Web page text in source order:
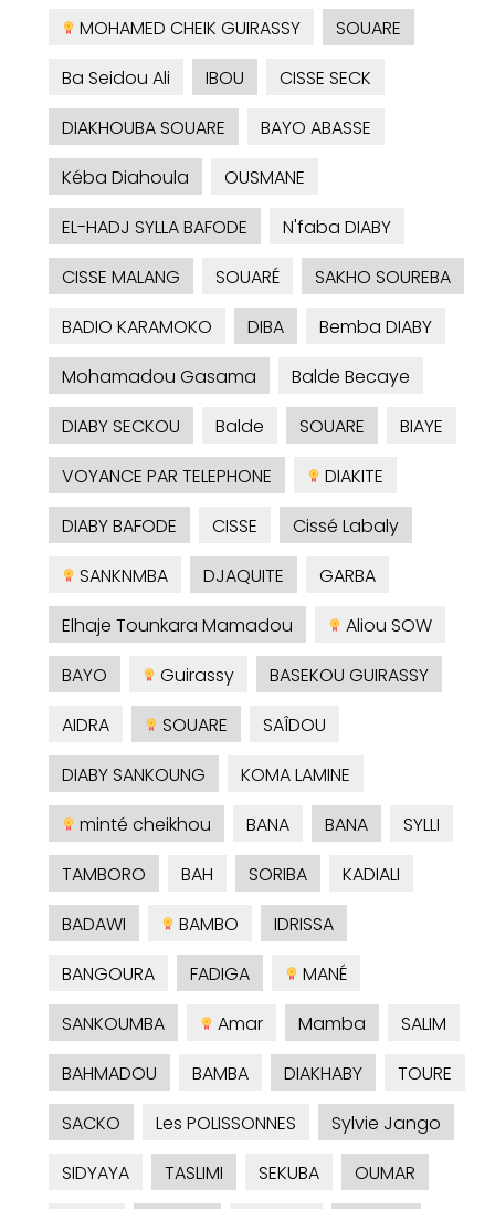
MOHAMED CHEIK GUIRASSY
SOUARE
Ba Seidou Ali
IBOU
CISSE SECK
DIAKHOUBA SOUARE
BAYO ABASSE
Kéba Diahoula
OUSMANE
EL-HADJ SYLLA BAFODE
N'faba DIABY
CISSE MALANG
SOUARÉ
SAKHO SOUREBA
BADIO KARAMOKO
DIBA
Bemba DIABY
Mohamadou Gasama
Balde Becaye
DIABY SECKOU
Balde SOUARE
BIAYE
VOYANCE PAR TELEPHONE
DIAKITE
DIABY BAFODE
CISSE
Cissé Labaly
SANKNMBA
DJAQUITE
GARBA
Elhaje Tounkara Mamadou
Aliou SOW
BAYO
Guirassy
BASEKOU GUIRASSY
AIDRA
SOUARE
SAÎDOU
DIABY SANKOUNG
KOMA LAMINE
minté cheikhou
BANA BANA
SYLLI
TAMBORO
BAH SORIBA
KADIALI
BADAWI
BAMBO
IDRISSA
BANGOURA
FADIGA
MANÉ
SANKOUMBA
Amar Mamba
SALIM
BAHMADOU
BAMBA DIAKHABY
TOURE
SACKO
Les POLISSONNES
Sylvie Jango
SIDYAYA
TASLIMI SEKUBA
OUMAR